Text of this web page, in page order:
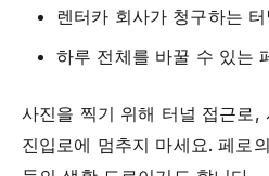
렌터카 회사가 청구하는
하루 전체를 바꿀 수 있는
사진을 찍기 위해 터널 접근로,
진입로에 멈추지 마세요. 페로